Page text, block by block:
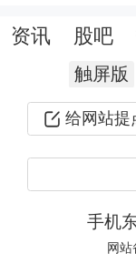
大幅上涨，
程中，RSI
和周线图
长时间下
月，当时
稳脚跟。”
资讯 股吧
触屏版
给网站提
手机
网站